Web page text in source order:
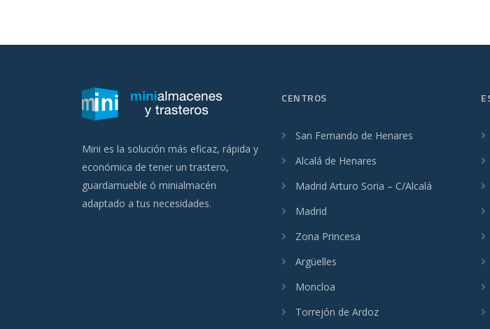
Mini es la solución más eficaz, rápida y
económica de tener un trastero,
guardamueble ó minialmacén
adaptado a tus necesidades.
CENTROS
San Fernando de Henares
Alcalá de Henares
Madrid Arturo Soria – C/Alcalá
Madrid
Zona Princesa
Argüelles
Moncloa
Torrejón de Ardoz